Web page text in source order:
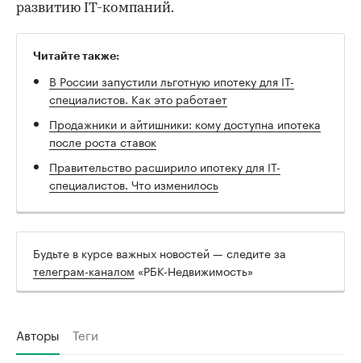
развитию IT-компаний.
Читайте также:
В России запустили льготную ипотеку для IT-
специалистов. Как это работает
Продажники и айтишники: кому доступна ипотека
после роста ставок
Правительство расширило ипотеку для IT-
специалистов. Что изменилось
Будьте в курсе важных новостей — следите за
телеграм-каналом «РБК-Недвижимость»
Авторы Теги